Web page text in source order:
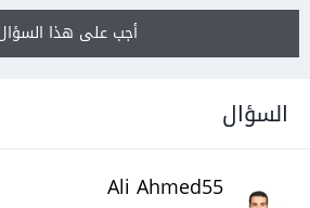
أجب على هذا السؤال
السؤال
Ali Ahmed55